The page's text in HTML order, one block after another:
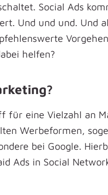
Social Ads
Und und und. Und
helfen?
für eine Vielzahl an
Werbeformen,
bei Google.
Ads in Social